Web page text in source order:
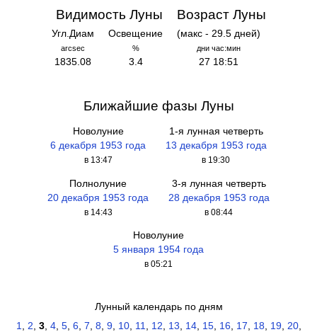
Видимость Луны
Угл.Диам
arcsec
1835.08
Освещение
%
3.4
Возраст Луны
(макс - 29.5 дней)
дни час:мин
27 18:51
Ближайшие фазы Луны
Новолуние
6 декабря 1953 года
в 13:47
1-я лунная четверть
13 декабря 1953 года
в 19:30
Полнолуние
20 декабря 1953 года
в 14:43
3-я лунная четверть
28 декабря 1953 года
в 08:44
Новолуние
5 января 1954 года
в 05:21
Лунный календарь по дням
1
2 3, 4, 5, 6, 7 8 9, 10, 11 12 13 14, 15, 16, 17 18 19, 20,